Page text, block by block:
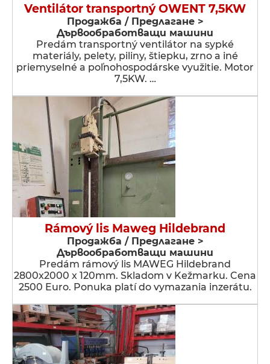
Ventilátor transportný OWENT 7,5KW
Продажба / Предлагане >
Дървообработващи машини
Predám transportný ventilátor na sypké
materiály, pelety, piliny, štiepku, zrno a iné
priemyselné a poľnohospodárske využitie. Motor
7,5KW. …
Rámový lis Maweg Hildebrand
Продажба / Предлагане >
Дървообработващи машини
Predám rámový lis MAWEG Hildebrand
2800x2000 x 120mm. Skladom v Kežmarku. Cena
2500 Euro. Ponuka platí do vymazania inzerátu.